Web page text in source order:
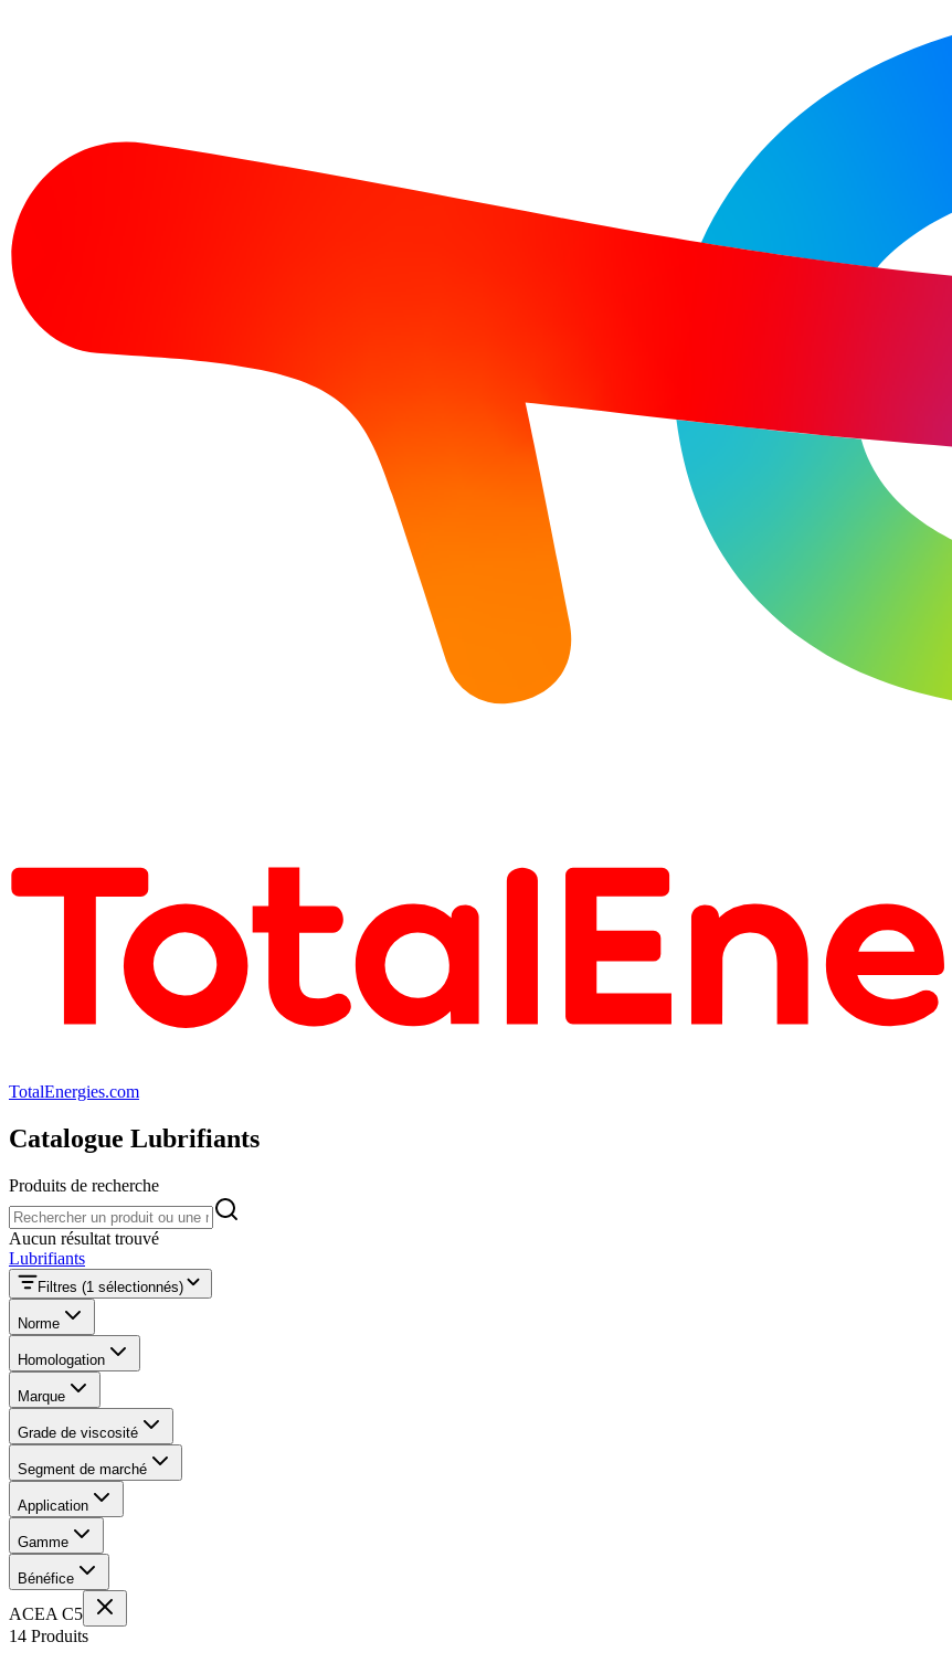
TotalEnergies.com
Catalogue Lubrifiants
Produits de recherche
Produits de recherche
Aucun résultat trouvé
Lubrifiants
Filtres (1 sélectionnés)
Norme
Homologation
Marque
Grade de viscosité
Segment de marché
Application
Gamme
Bénéfice
ACEA C5
14 Produits